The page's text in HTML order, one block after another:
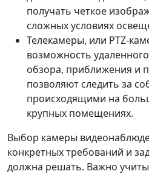
получать четкое
сложных условиях
Телекамеры, или PTZ-
возможность
обзора, приближения и
позволяют следить за
происходящими на
крупных помещениях.
Выбор камеры
конкретных требований и
должна решать. Важно